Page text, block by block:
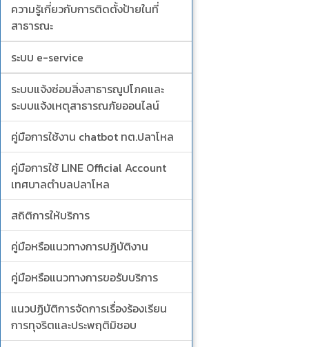
ความรู้เกี่ยวกับการติดตั้งป้ายในที่
สาธารณะ
ระบบ e-service
ระบบแจ้งซ่อมสิ่งสาธารณูปโภคและ
ระบบแจ้งเหตุสาธารณภัยออนไลน์
คู่มือการใช้งาน chatbot ทต.ปลาโหล
คู่มือการใช้ LINE Official Account
เทศบาลตำบลปลาโหล
สถิติการให้บริการ
คู่มือหรือแนวทางการปฎิบัติงาน
คู่มือหรือแนวทางการขอรับบริการ
แนวปฏิบัติการจัดการเรื่องร้องเรียน
การทุจริตและประพฤติมิชอบ